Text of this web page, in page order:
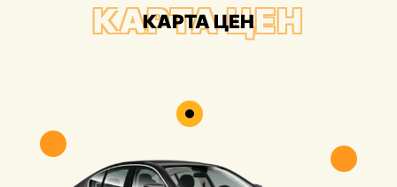
КАРТА ЦЕН
КАРТА ЦЕН